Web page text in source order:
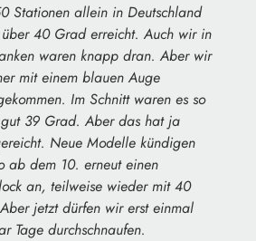
Stationen allein in Deutschland
40 Grad erreicht. Auch wir in
waren knapp dran. Aber wir
mit einem blauen Auge
Im Schnitt waren es so
39 Grad. Aber das hat ja
Neue Modelle kündigen
ab dem 10. erneut einen
an, teilweise wieder mit 40
jetzt dürfen wir erst einmal
Tage durchschnaufen.